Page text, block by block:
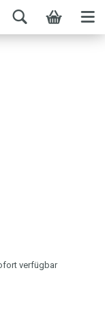
verfügbar